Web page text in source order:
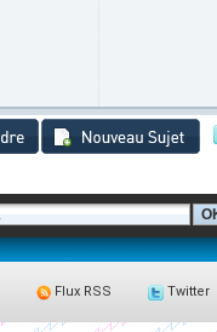
Flux RSS Twitter